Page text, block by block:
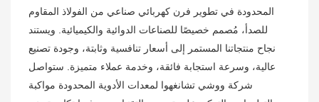
المحدودة في تطوير فرن كهربائي صناعي من الفولاذ المقاوم
للصدأ، مُصمم خصيصًا للصناعات الدوائية والكيميائية. ويستند
نجاح منتجاتنا المستمر إلى أسعار تنافسية وثابتة، وجودة تصنيع
عالية، وسرعة استجابة فائقة، وخدمة عملاء متميزة. ستواصل
شركة ووشي تشانغهوا لمعدات الأدوية المحدودة مواكبة